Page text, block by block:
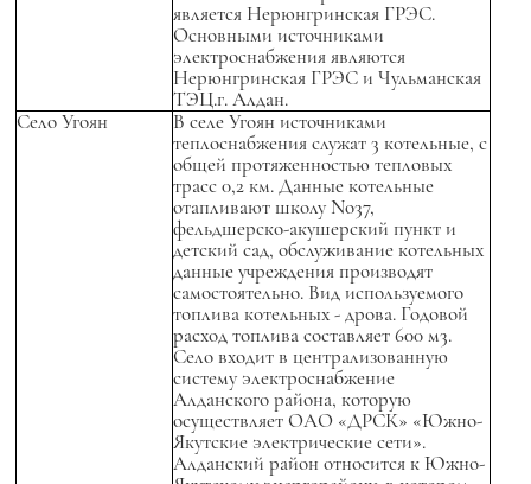
является Нерюнгринская ГРЭС.
Основными источниками
электроснабжения являются
Нерюнгринская ГРЭС и Чульманская
ТЭЦ.г. Алдан.
Село Угоян
В селе Угоян источниками
теплоснабжения служат 3 котельные, с
общей протяженностью тепловых
трасс 0,2 км. Данные котельные
отапливают школу No37,
фельдшерско-акушерский пункт и
детский сад, обслуживание котельных
данные учреждения производят
самостоятельно. Вид используемого
топлива котельных - дрова. Годовой
расход топлива составляет 600 м3.
Село входит в централизованную
систему электроснабжение
Алданского района, которую
осуществляет ОАО «ДРСК» «Южно-
Якутские электрические сети».
Алданский район относится к Южно-